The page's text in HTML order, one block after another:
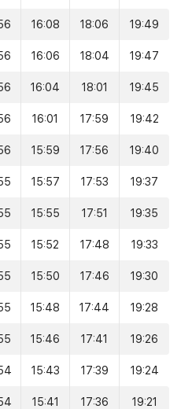
16:08 18:06 19:49
16:06 18:04 19:47
16:04 18:01 19:45
16:01 17:59 19:42
15:59 17:56 19:40
15:57 17:53 19:37
15:55 17:51 19:35
15:52 17:48 19:33
15:50 17:46 19:30
15:48 17:44 19:28
15:46 17:41 19:26
15:43 17:39 19:24
15:41 17:36 19:21